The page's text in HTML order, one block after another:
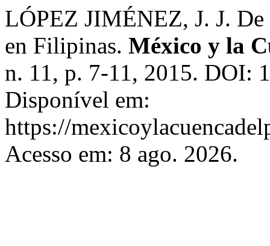
LÓPEZ JIMÉNEZ, J. J. De
en Filipinas. México y la
n. 11, p. 7-11, 2015. DOI:
Disponível em:
https://
Acesso em: 8 ago. 2026.